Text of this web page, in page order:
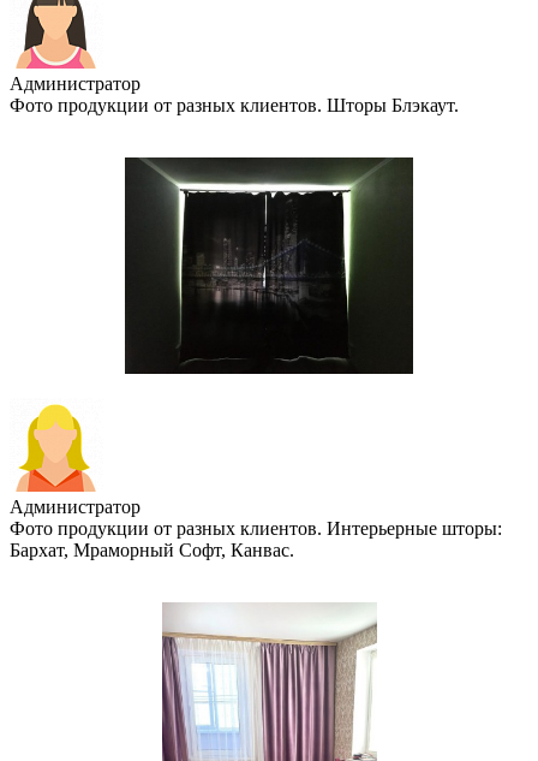
Администратор
Фото продукции от разных клиентов. Шторы Блэкаут.
Администратор
Фото продукции от разных клиентов. Интерьерные шторы:
Бархат, Мраморный Софт, Канвас.